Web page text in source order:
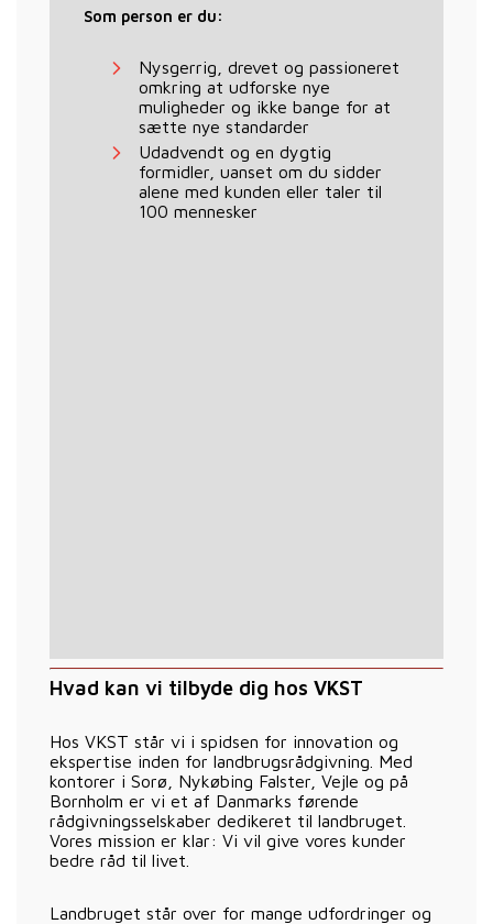
Som person er du:
Nysgerrig, drevet og passioneret
omkring at udforske nye
muligheder og ikke bange for at
sætte nye standarder
Udadvendt og en dygtig
formidler, uanset om du sidder
alene med kunden eller taler til
100 mennesker
Hvad kan vi tilbyde dig hos VKST
Hos VKST står vi i spidsen for innovation og
ekspertise inden for landbrugsrådgivning. Med
kontorer i Sorø, Nykøbing Falster, Vejle og på
Bornholm er vi et af Danmarks førende
rådgivningsselskaber dedikeret til landbruget.
Vores mission er klar: Vi vil give vores kunder
bedre råd til livet.
Landbruget står over for mange udfordringer og